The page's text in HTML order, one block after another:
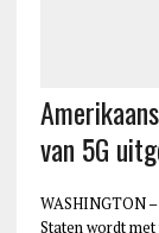
van 5G
WASHINGTON
Staten wordt